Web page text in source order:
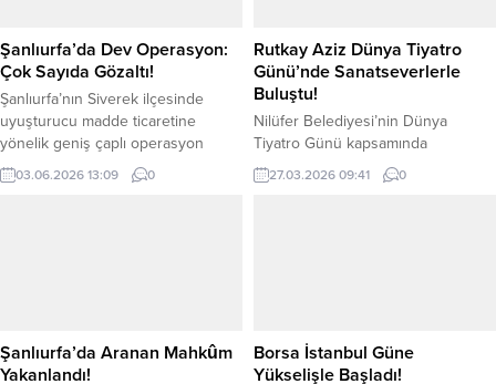
TL’den işlem görüyor. Euro...
ve 4 bronz madalya kazanarak
şampiyonanın en...
Şanlıurfa’da Dev Operasyon:
Çok Sayıda Gözaltı!
Şanlıurfa’nın Siverek ilçesinde
uyuşturucu madde ticaretine
yönelik geniş çaplı operasyon
gerçekleştirildi. Operasyonda 65
şüpheli ve 1 çocuk gözaltına alındı.
ekipleri tarafından Siverek merkezli
eş zamanlı şafak operasyonu
03.06.2026 13:09 0
Rutkay Aziz Dünya Tiyatro
Günü’nde Sanatseverlerle
Buluştu!
Nilüfer Belediyesi’nin Dünya
Tiyatro Günü kapsamında
düzenlediği “Tanıklıklar:
Tiyatromuzun Dünü ve Bugünü”
değiştirdik diyemem ama o da bizi
değiştiremedi” dedi. Nilüfer
27.03.2026 09:41 0
Şanlıurfa’da Aranan Mahkûm
Yakanlandı!
Borsa İstanbul Güne
Yükselişle Başladı!